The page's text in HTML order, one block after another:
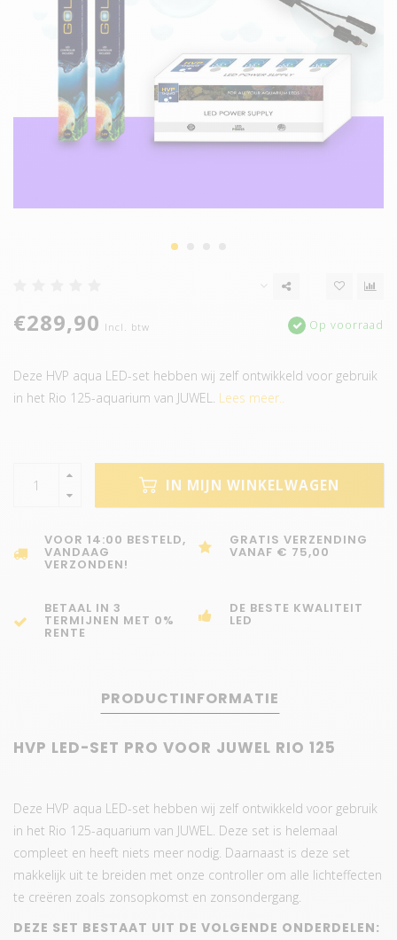
€289,90 Incl. btw Op voorraad
Deze HVP aqua LED-set hebben wij zelf ontwikkeld voor gebruik
in het Rio 125-aquarium van JUWEL. Lees meer..
IN MIJN WINKELWAGEN
VOOR 14:00 BESTELD,
VANDAAG
VERZONDEN!
GRATIS VERZENDING
VANAF € 75,00
BETAAL IN 3
TERMIJNEN MET 0%
RENTE
DE BESTE KWALITEIT
LED
PRODUCTINFORMATIE
HVP LED-SET PRO VOOR JUWEL RIO 125
Deze HVP aqua LED-set hebben wij zelf ontwikkeld voor gebruik
in het Rio 125-aquarium van JUWEL. Deze set is helemaal
compleet en heeft niets meer nodig. Daarnaast is deze set
makkelijk uit te breiden met onze controller om alle lichteffecten
te creëren zoals zonsopkomst en zonsondergang.
DEZE SET BESTAAT UIT DE VOLGENDE ONDERDELEN: